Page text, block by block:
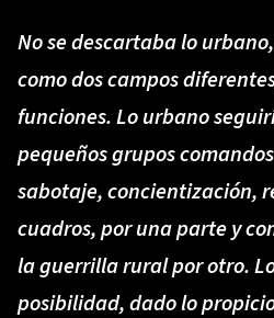
No se descartaba lo
como dos campos
funciones. Lo urbano
pequeños grupos
sabotaje, concientización,
cuadros, por una parte y
la guerrilla rural por otro.
posibilidad, dado lo